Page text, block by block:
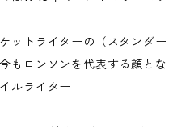
ットライターの（スタンダー
もロンソンを代表する顔とな
ルライター